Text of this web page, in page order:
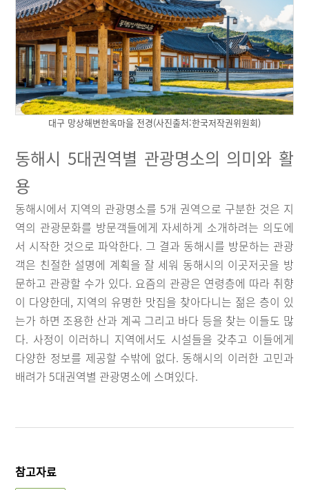
대구 망상해변한옥마을 전경(사진출처:한국저작권위원회)
동해시 5대권역별 관광명소의 의미와 활
용
동해시에서 지역의 관광명소를 5개 권역으로 구분한 것은 지
역의 관광문화를 방문객들에게 자세하게 소개하려는 의도에
서 시작한 것으로 파악한다. 그 결과 동해시를 방문하는 관광
객은 친절한 설명에 계획을 잘 세워 동해시의 이곳저곳을 방
문하고 관광할 수가 있다. 요즘의 관광은 연령층에 따라 취향
이 다양한데, 지역의 유명한 맛집을 찾아다니는 젊은 층이 있
는가 하면 조용한 산과 계곡 그리고 바다 등을 찾는 이들도 많
다. 사정이 이러하니 지역에서도 시설들을 갖추고 이들에게
다양한 정보를 제공할 수밖에 없다. 동해시의 이러한 고민과
배려가 5대권역별 관광명소에 스며있다.
참고자료